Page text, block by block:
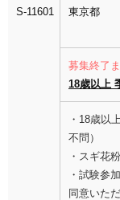
S-11601 東京都
募集終了
18歳以上
・18歳以
不問）
・スギ花
・試験参
同意いた